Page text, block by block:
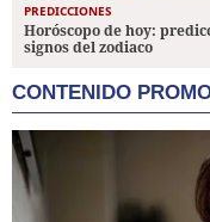
PREDICCIONES
Horóscopo de hoy:
signos del zodiaco
CONTENIDO